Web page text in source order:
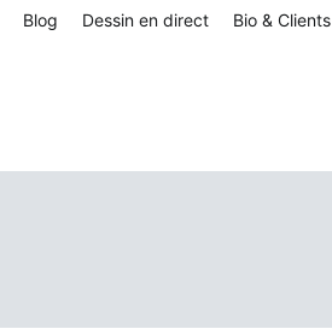
Blog Dessin en direct Bio & Clients